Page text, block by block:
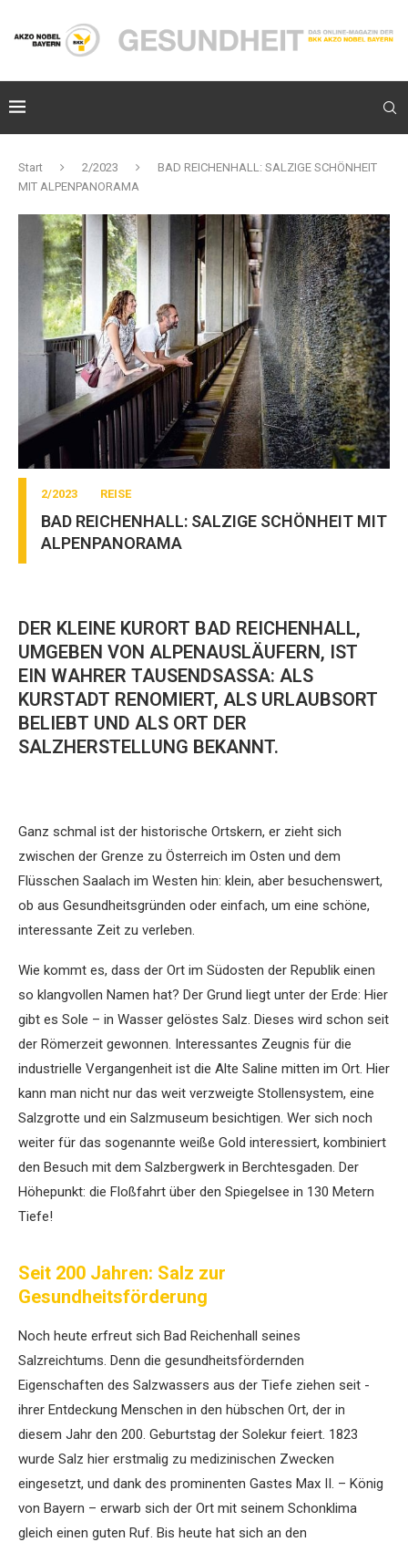
Start 2/2023
BAD REICHENHALL: SALZIGE SCHÖNHEIT
MIT ALPENPANORAMA
2/2023 REISE
BAD REICHENHALL: SALZIGE SCHÖNHEIT MIT
ALPENPANORAMA
DER KLEINE KURORT BAD REICHENHALL,
UMGEBEN VON ALPENAUSLÄUFERN, IST
EIN WAHRER TAUSENDSASSA: ALS
KURSTADT RENOMIERT, ALS URLAUBSORT
BELIEBT UND ALS ORT DER
SALZHERSTELLUNG BEKANNT.
Ganz schmal ist der historische Ortskern, er zieht sich
zwischen der Grenze zu Österreich im Osten und dem
Flüsschen Saalach im Westen hin: klein, aber besuchenswert,
ob aus Gesundheitsgründen oder einfach, um eine schöne,
interessante Zeit zu verleben.
Wie kommt es, dass der Ort im Süd­osten der Republik einen
so klangvollen Namen hat? Der Grund liegt unter der Erde: Hier
gibt es Sole – in Wasser gelöstes Salz. Dieses wird schon seit
der Römerzeit gewonnen. Interessantes Zeugnis für die
industrielle Vergangenheit ist die Alte Saline mitten im Ort. Hier
kann man nicht nur das weit verzweigte Stollensystem, eine
Salzgrotte und ein Salzmuseum besichtigen. Wer sich noch
weiter für das sogenannte weiße Gold interessiert, kombiniert
den Besuch mit dem Salzbergwerk in Berchtesgaden. Der
Höhepunkt: die Floßfahrt über den Spiegelsee in 130 Metern
Tiefe!
Seit 200 Jahren: Salz zur
Gesundheitsförderung
Noch heute erfreut sich Bad Reichenhall seines
Salzreichtums. Denn die gesundheitsfördernden
Eigenschaften des Salzwassers aus der Tiefe ziehen seit ­
ihrer Entdeckung Menschen in den hübschen Ort, der in
diesem Jahr den 200. Geburtstag der Solekur feiert. 1823
wurde Salz hier erstmalig zu medizinischen Zwecken
eingesetzt, und dank des prominenten Gastes Max II. – König
von Bayern – erwarb sich der Ort mit seinem Schon­klima
gleich einen guten Ruf. Bis heute hat sich an den